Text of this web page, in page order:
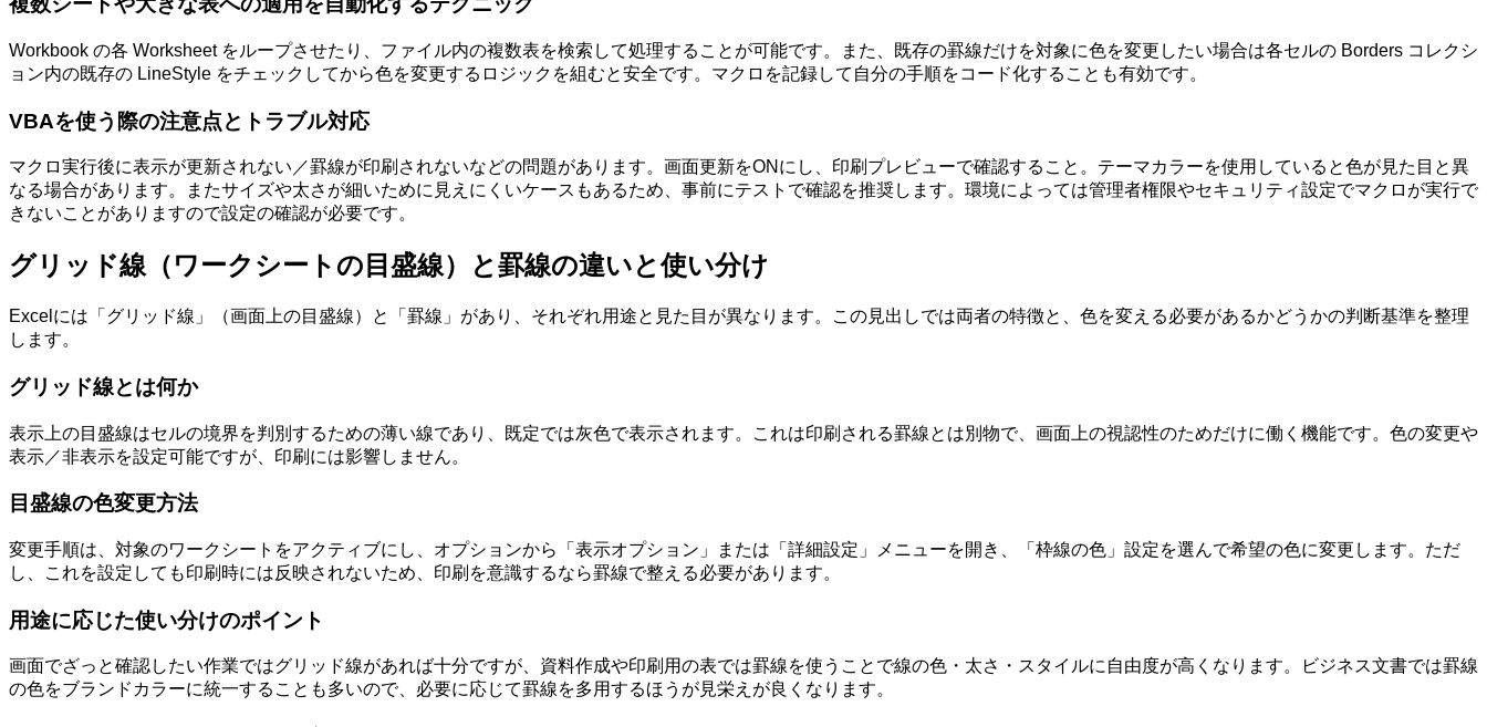
Workbook の各 Worksheet をループさせたり、ファイル内の複数表を検索して処理することが可能です。また、既存の罫線だけを対象に色を変更したい場合は各セルの Borders コレクシ
ョン内の既存の LineStyle をチェックしてから色を変更するロジックを組むと安全です。マクロを記録して自分の手順をコード化することも有効です。
VBAを使う際の注意点とトラブル対応
マクロ実行後に表示が更新されない／罫線が印刷されないなどの問題があります。画面更新をONにし、印刷プレビューで確認すること。テーマカラーを使用していると色が見た目と異
なる場合があります。またサイズや太さが細いために見えにくいケースもあるため、事前にテストで確認を推奨します。環境によっては管理者権限やセキュリティ設定でマクロが実行で
きないことがありますので設定の確認が必要です。
グリッド線（ワークシートの目盛線）と罫線の違いと使い分け
Excelには「グリッド線」（画面上の目盛線）と「罫線」があり、それぞれ用途と見た目が異なります。この見出しでは両者の特徴と、色を変える必要があるかどうかの判断基準を整理
します。
グリッド線とは何か
表示上の目盛線はセルの境界を判別するための薄い線であり、既定では灰色で表示されます。これは印刷される罫線とは別物で、画面上の視認性のためだけに働く機能です。色の変更や
表示／非表示を設定可能ですが、印刷には影響しません。
目盛線の色変更方法
変更手順は、対象のワークシートをアクティブにし、オプションから「表示オプション」または「詳細設定」メニューを開き、「枠線の色」設定を選んで希望の色に変更します。ただ
し、これを設定しても印刷時には反映されないため、印刷を意識するなら罫線で整える必要があります。
用途に応じた使い分けのポイント
画面でざっと確認したい作業ではグリッド線があれば十分ですが、資料作成や印刷用の表では罫線を使うことで線の色・太さ・スタイルに自由度が高くなります。ビジネス文書では罫線
の色をブランドカラーに統一することも多いので、必要に応じて罫線を多用するほうが見栄えが良くなります。